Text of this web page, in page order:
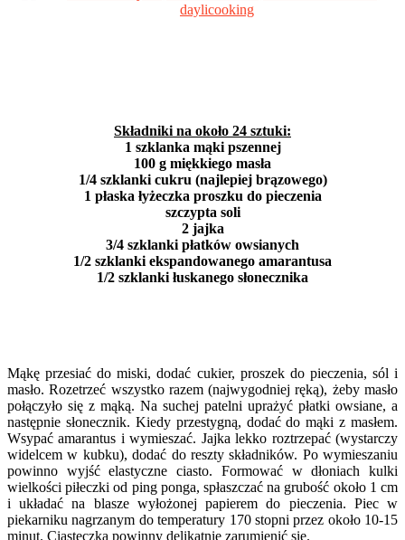
Składniki na około 24 sztuki:
1 szklanka mąki pszennej
100 g miękkiego masła
1/4 szklanki cukru (najlepiej brązowego)
1 płaska łyżeczka proszku do pieczenia
szczypta soli
2 jajka
3/4 szklanki płatków owsianych
1/2 szklanki ekspandowanego amarantusa
1/2 szklanki łuskanego słonecznika
Mąkę przesiać do miski, dodać cukier, proszek do pieczenia, sól i
masło. Rozetrzeć wszystko razem (najwygodniej ręką), żeby masło
połączyło się z mąką. Na suchej patelni uprażyć płatki owsiane, a
następnie słonecznik. Kiedy przestygną, dodać do mąki z masłem.
Wsypać amarantus i wymieszać. Jajka lekko roztrzepać (wystarczy
widelcem w kubku), dodać do reszty składników. Po wymieszaniu
powinno wyjść elastyczne ciasto. Formować w dłoniach kulki
wielkości piłeczki od ping ponga, spłaszczać na grubość około 1 cm
i układać na blasze wyłożonej papierem do pieczenia. Piec w
piekarniku nagrzanym do temperatury 170 stopni przez około 10-15
minut. Ciasteczka powinny delikatnie zarumienić się.